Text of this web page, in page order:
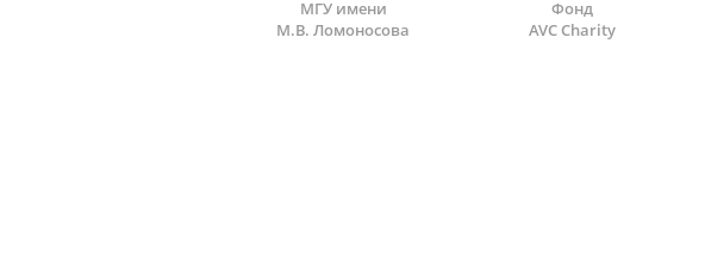
МГУ имени
М.В. Ломоносова
Фонд
AVC Charity